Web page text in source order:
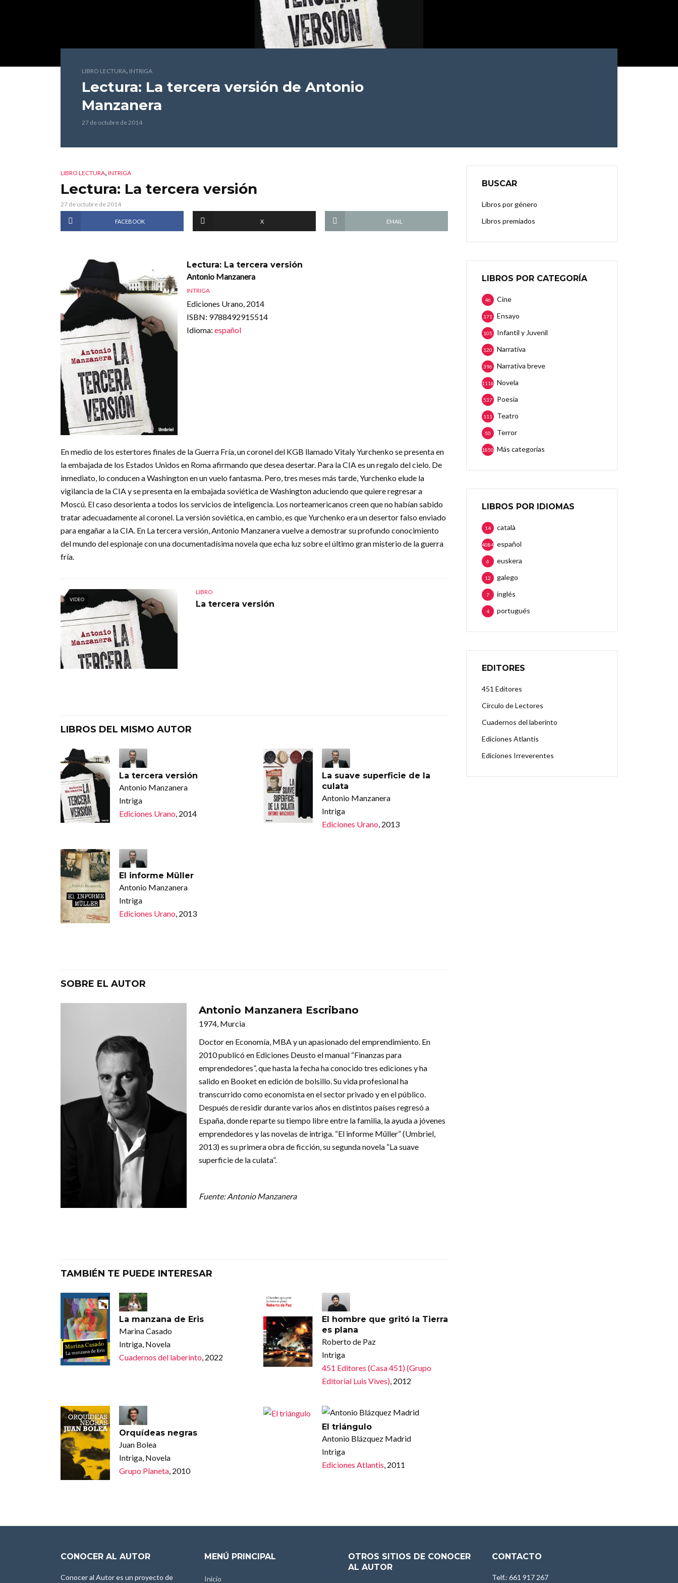
LIBRO LECTURA, INTRIGA
Lectura: La tercera versión de Antonio
Manzanera
27 de octubre de 2014
LIBRO LECTURA, INTRIGA
Lectura: La tercera versión
27 de octubre de 2014
FACEBOOK X EMAIL
Lectura: La tercera versión
Antonio Manzanera
INTRIGA
Ediciones Urano, 2014
ISBN: 9788492915514
Idioma: español
En medio de los estertores finales de la Guerra Fría, un coronel del KGB llamado Vitaly Yurchenko se presenta en
la embajada de los Estados Unidos en Roma afirmando que desea desertar. Para la CIA es un regalo del cielo. De
inmediato, lo conducen a Washington en un vuelo fantasma. Pero, tres meses más tarde, Yurchenko elude la
vigilancia de la CIA y se presenta en la embajada soviética de Washington aduciendo que quiere regresar a
Moscú. El caso desorienta a todos los servicios de inteligencia. Los norteamericanos creen que no habían sabido
tratar adecuadamente al coronel. La versión soviética, en cambio, es que Yurchenko era un desertor falso enviado
para engañar a la CIA. En La tercera versión, Antonio Manzanera vuelve a demostrar su profundo conocimiento
del mundo del espionaje con una documentadísima novela que echa luz sobre el último gran misterio de la guerra
fría.
VIDEO
LIBRO
La tercera versión
LIBROS DEL MISMO AUTOR
La tercera versión
Antonio Manzanera
Intriga
Ediciones Urano, 2014
La suave superficie de la
culata
Antonio Manzanera
Intriga
Ediciones Urano, 2013
El informe Müller
Antonio Manzanera
Intriga
Ediciones Urano, 2013
SOBRE EL AUTOR
Antonio Manzanera Escribano
1974, Murcia
Doctor en Economía, MBA y un apasionado del emprendimiento. En
2010 publicó en Ediciones Deusto el manual “Finanzas para
emprendedores”, que hasta la fecha ha conocido tres ediciones y ha
salido en Booket en edición de bolsillo. Su vida profesional ha
transcurrido como economista en el sector privado y en el público.
Después de residir durante varios años en distintos países regresó a
España, donde reparte su tiempo libre entre la familia, la ayuda a jóvenes
emprendedores y las novelas de intriga. “El informe Müller” (Umbriel,
2013) es su primera obra de ficción, su segunda novela “La suave
superficie de la culata”.
Fuente: Antonio Manzanera
TAMBIÉN TE PUEDE INTERESAR
La manzana de Eris
Marina Casado
Intriga, Novela
Cuadernos del laberinto, 2022
El hombre que gritó la Tierra
es plana
Roberto de Paz
Intriga
451 Editores (Casa 451) (Grupo
Editorial Luis Vives), 2012
Orquídeas negras
Juan Bolea
Intriga, Novela
Grupo Planeta, 2010
El triángulo
Antonio Blázquez Madrid
Intriga
Ediciones Atlantis, 2011
BUSCAR
Libros por género
Libros premiados
LIBROS POR CATEGORÍA
Cine
46
Ensayo
171
Infantil y Juvenil
105
Narrativa
120
Narrativa breve
396
Novela
1116
Poesía
537
Teatro
111
Terror
50
Más categorias
1850
LIBROS POR IDIOMAS
català
14
español
4084
euskera
6
galego
12
inglés
7
portugués
4
EDITORES
451 Editores
Círculo de Lectores
Cuadernos del laberinto
Ediciones Atlantis
Ediciones Irreverentes
CONOCER AL AUTOR
Conocer al Autor es un proyecto de
MENÚ PRINCIPAL
Inicio
OTROS SITIOS DE CONOCER
AL AUTOR
CONTACTO
Telf.: 661 917 267